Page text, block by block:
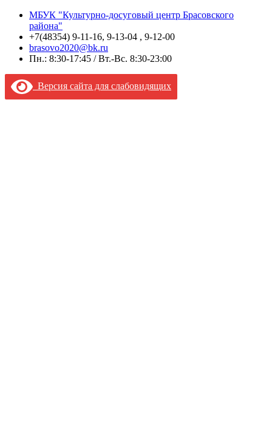
МБУК "Культурно-досуговый центр Брасовского
района"
+7(48354) 9-11-16, 9-13-04 , 9-12-00
brasovo2020@bk.ru
Пн.: 8:30-17:45 / Вт.-Вс. 8:30-23:00
Версия сайта для слабовидящих